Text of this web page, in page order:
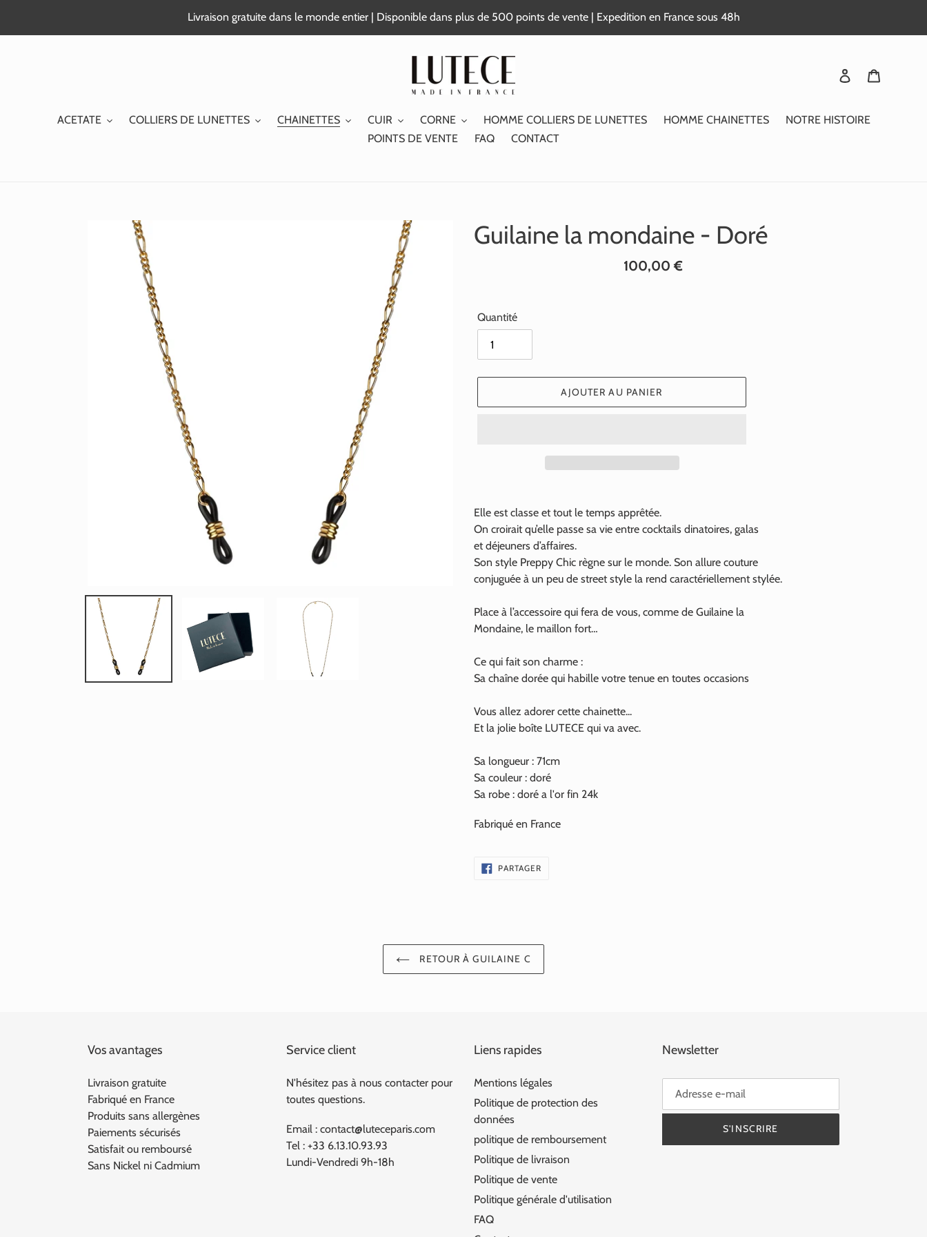
Livraison gratuite dans le monde entier | Disponible dans plus de 500 points de vente | Expedition en France sous 48h
Se connecter
ACETATE COLLIERS DE LUNETTES CHAINETTES CUIR CORNE HOMME COLLIERS DE LUNETTES HOMME CHAINETTES
NOTRE HISTOIRE
POINTS DE VENTE
FAQ CONTACT
Guilaine la mondaine - Doré
Prix
100,00 €
Quantité
AJOUTER AU PANIER
d'un
produit
à
votre
panier
Elle est classe et tout le temps apprêtée.
On croirait qu’elle passe sa vie entre cocktails dinatoires, galas
et déjeuners d’affaires.
Son style Preppy Chic règne sur le monde. Son allure couture
conjuguée à un peu de street style la rend caractériellement stylée.
Place à l’accessoire qui fera de vous, comme de Guilaine la
Mondaine, le maillon fort…
Ce qui fait son charme :
Sa chaîne dorée qui habille votre tenue en toutes occasions
Vous allez adorer cette chainette...
Et la jolie boîte LUTECE qui va avec.
Sa longueur : 71cm
Sa couleur : doré
Sa robe : doré a l'or fin 24k
Fabriqué en France
PARTAGERPARTAGER
SUR
RETOUR À GUILAINE C
Vos avantages
Livraison gratuite
Fabriqué en France
Produits sans allergènes
Paiements sécurisés
Satisfait ou remboursé
Sans Nickel ni Cadmium
Service client
N'hésitez pas à nous contacter pour
toutes questions.
Email : contact@luteceparis.com
Tel : +33 6.13.10.93.93
Lundi-Vendredi 9h-18h
Liens rapides
Mentions légales
Politique de protection des
données
politique de remboursement
Politique de livraison
Politique de vente
Politique générale d'utilisation
FAQ
Newsletter
S'INSCRIRE